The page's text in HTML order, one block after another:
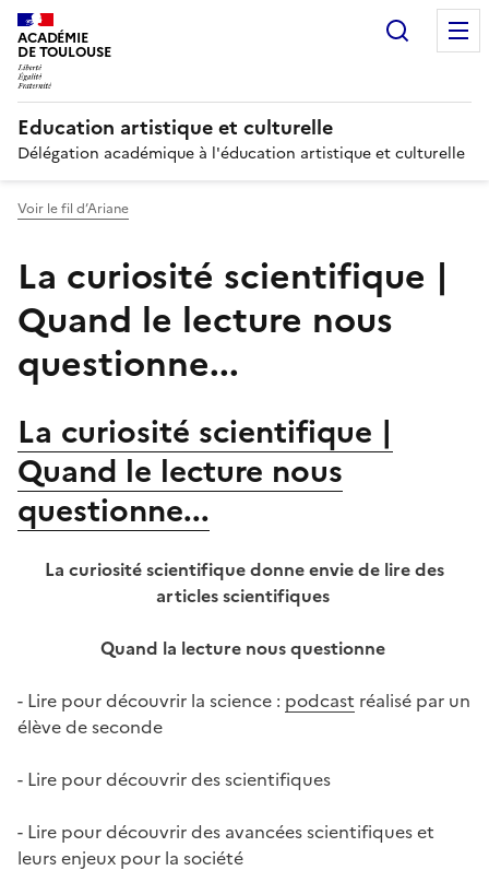
ACADÉMIE
DE TOULOUSE
Education artistique et culturelle
Délégation académique à l'éducation artistique et culturelle
Voir le fil d’Ariane
La curiosité scientifique |
Quand le lecture nous
questionne...
La curiosité scientifique |
Quand le lecture nous
questionne...
La curiosité scientifique donne envie de lire des
articles scientifiques
Quand la lecture nous questionne
- Lire pour découvrir la science : podcast réalisé par un
élève de seconde
- Lire pour découvrir des scientifiques
- Lire pour découvrir des avancées scientifiques et
leurs enjeux pour la société